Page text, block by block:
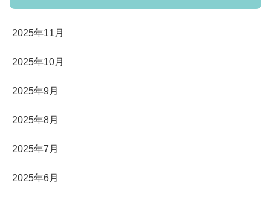
2025年11月
2025年10月
2025年9月
2025年8月
2025年7月
2025年6月